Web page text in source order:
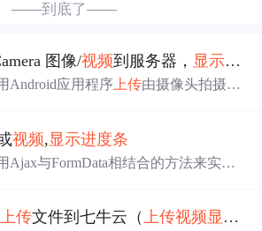
——到底了——
图像/视频到服务器， 显示上传
Android应用程序 上传由摄像头拍摄的
程及服务器端接收和存储文件的操
的应用，能够捕捉图片或录
视频, 显示进度条
Ajax与FormData相结合的方法来实现
步请求并将文件作为FormData的一部
上传文件到七牛云（ 上传视频显示